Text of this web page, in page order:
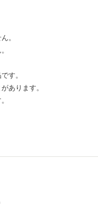
。
す。
あります。